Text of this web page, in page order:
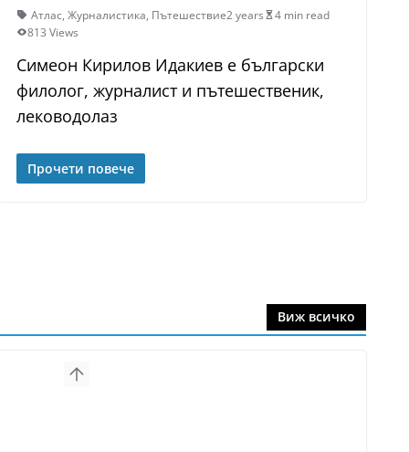
Атлас, Журналистика, Пътешествие2 years
4 min read
813 Views
Симеон Кирилов Идакиев е български
филолог, журналист и пътешественик,
леководолаз
Прочети повече
Виж всичко